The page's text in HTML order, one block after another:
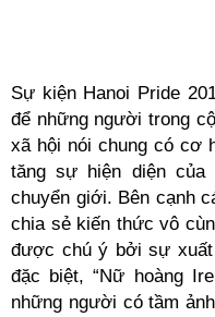
Sự kiện Hanoi Pride
để những người trong
xã hội nói chung có cơ
tăng sự hiện diện
chuyển giới. Bên cạnh
chia sẻ kiến thức vô
được chú ý bởi sự
đặc biệt, “Nữ hoàng
những người có tầm